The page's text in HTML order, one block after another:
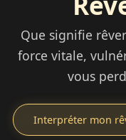
Que signifie
force vitale,
vous
Interpréter mon